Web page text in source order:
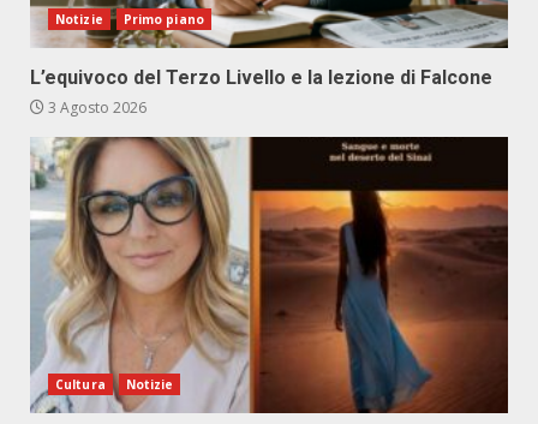
Notizie Primo piano
L’equivoco del Terzo Livello e la lezione di Falcone
3 Agosto 2026
Cultura Notizie